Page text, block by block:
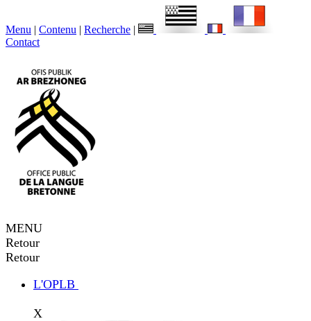
Menu | Contenu | Recherche |
Contact
MENU
Retour
Retour
L'OPLB
X